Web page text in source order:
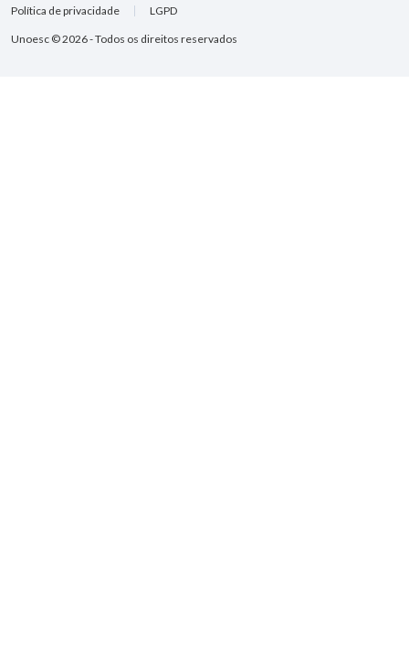
Unoesc © 2026 - Todos os direitos reservados
Política de privacidade LGPD